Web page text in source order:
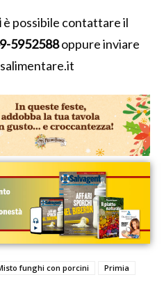
è possibile contattare il
5952588oppure inviare
funghi con porcini
Primia